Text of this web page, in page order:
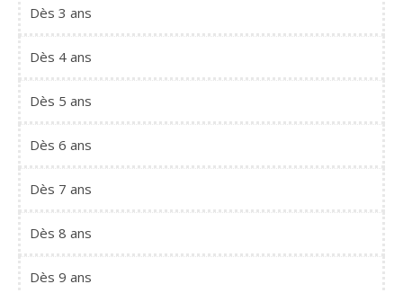
Dès 3 ans
Dès 4 ans
Dès 5 ans
Dès 6 ans
Dès 7 ans
Dès 8 ans
Dès 9 ans